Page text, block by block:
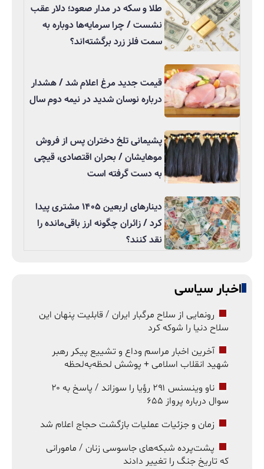
طلا و سکه در مدار صعود؛ دلار عقب
نشست / چرا سرمایه‌ها دوباره به
سمت فلز زرد برگشته‌اند؟
قیمت جدید مرغ اعلام شد / هشدار
درباره نوسان شدید در نیمه دوم سال
پشیمانی تلخ دختران پس از فروش
موهایشان / بحران اقتصادی، قیچی
به دست گرفته است
دینارهای اربعین ۱۴۰۵ مشتری پیدا
کرد / زائران چگونه ارز باقی‌مانده را
نقد کنند؟
اخبار سیاسی
رونمایی از سلاح مرگبار ایران / قابلیت پنهان این
سلاح دنیا را شوکه کرد
آخرین اخبار مراسم وداع و تشییع پیکر رهبر
شهید انقلاب اسلامی + پوشش لحظه‌به‌لحظه
ناو وینسنس ۲۹۱ رؤیا را سوزاند / پاسخ به ۲۰
سوال درباره پرواز ۶۵۵
زمان و جزئیات عملیات بازگشت حجاج اعلام شد
پشت‌پرده شبکه‌های جاسوسی زنان / مامورانی
که تاریخ جنگ را تغییر دادند